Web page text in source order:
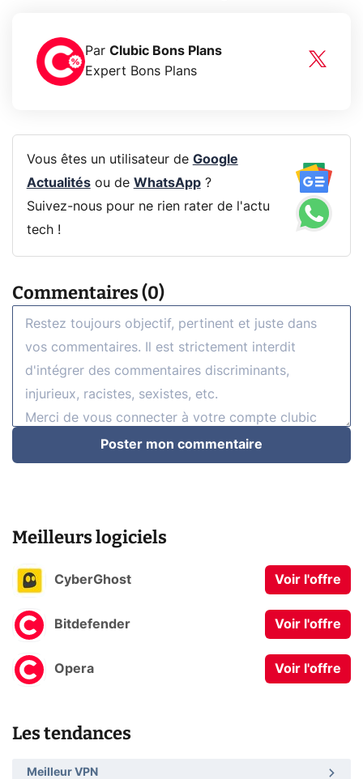
Par Clubic Bons Plans
Expert Bons Plans
Vous êtes un utilisateur de Google
Actualitésou de WhatsApp?
Suivez-nous pour ne rien rater de l'actu
tech !
Commentaires (0)
Poster mon commentaire
Meilleurs logiciels
CyberGhost Voir l'offre
Bitdefender Voir l'offre
Opera Voir l'offre
Les tendances
Meilleur VPN